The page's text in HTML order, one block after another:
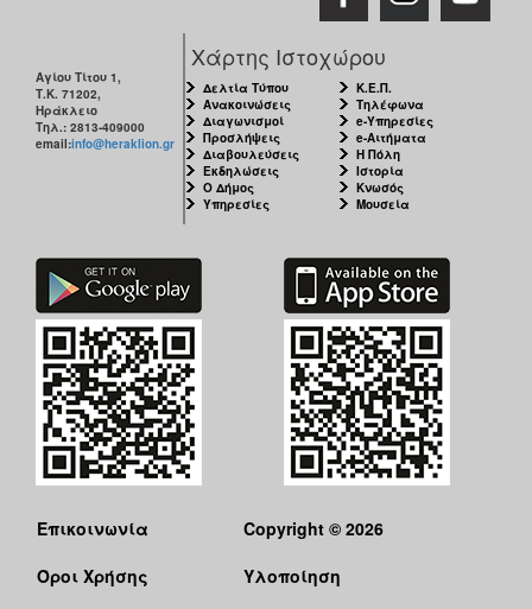
Αγίου Τίτου 1,
Τ.Κ. 71202,
Ηράκλειο
Τηλ.: 2813-409000
email:info@heraklion.gr
Χάρτης Ιστοχώρου
Δελτία Τύπου
Ανακοινώσεις
Διαγωνισμοί
Προσλήψεις
Διαβουλεύσεις
Εκδηλώσεις
Ο Δήμος
Υπηρεσίες
Κ.Ε.Π.
Τηλέφωνα
e-Υπηρεσίες
e-Αιτήματα
Η Πόλη
Ιστορία
Κνωσός
Μουσεία
Επικοινωνία
Όροι Χρήσης
Copyright © 2026
Υλοποίηση